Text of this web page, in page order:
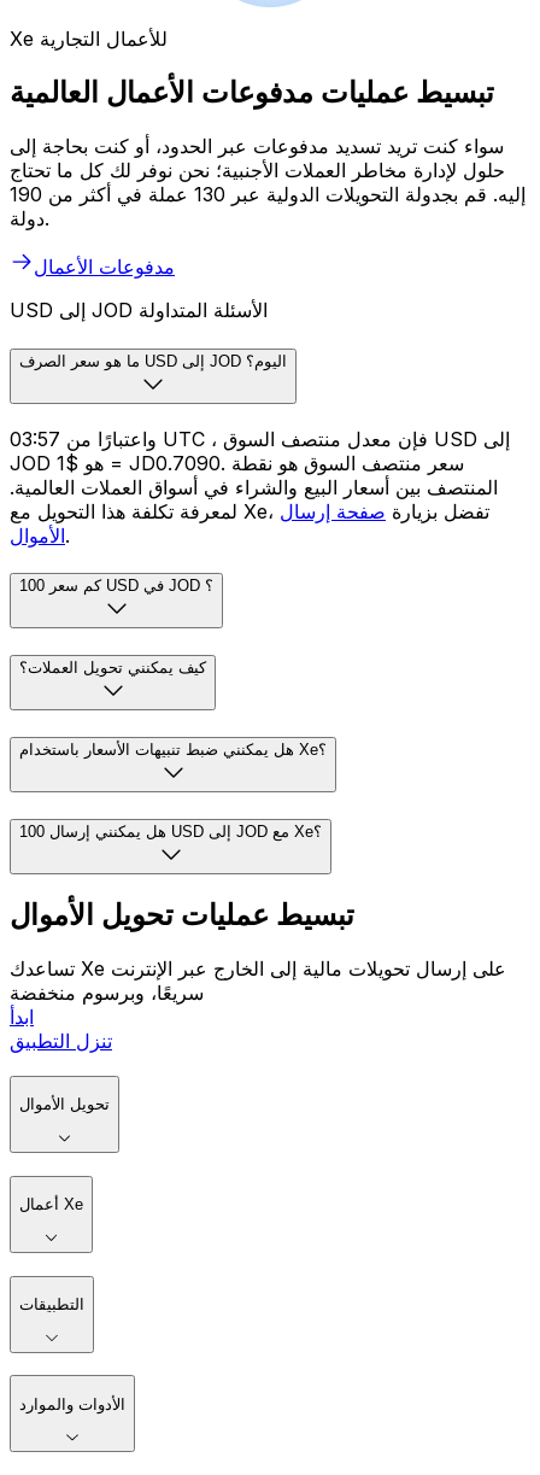
Xe للأعمال التجارية
تبسيط عمليات مدفوعات الأعمال العالمية
سواء كنت تريد تسديد مدفوعات عبر الحدود، أو كنت بحاجة إلى
حلول لإدارة مخاطر العملات الأجنبية؛ نحن نوفر لك كل ما تحتاج
إليه. قم بجدولة التحويلات الدولية عبر 130 عملة في أكثر من 190
دولة.
مدفوعات الأعمال
USD إلى JOD الأسئلة المتداولة
ما هو سعر الصرف USD إلى JOD اليوم؟
واعتبارًا من 03:57 UTC ، فإن معدل منتصف السوق USD إلى
JOD هو $1 = JD0.7090. سعر منتصف السوق هو نقطة
المنتصف بين أسعار البيع والشراء في أسواق العملات العالمية.
لمعرفة تكلفة هذا التحويل مع Xe، تفضل بزيارة صفحة إرسال
الأموال.
كم سعر 100 USD في JOD ؟
كيف يمكنني تحويل العملات؟
هل يمكنني ضبط تنبيهات الأسعار باستخدام Xe؟
هل يمكنني إرسال 100 USD إلى JOD مع Xe؟
تبسيط عمليات تحويل الأموال
تساعدك Xe على إرسال تحويلات مالية إلى الخارج عبر الإنترنت
سريعًا، وبرسوم منخفضة
ابدأ
تنزل التطبيق
تحويل الأموال
أعمال Xe
التطبيقات
الأدوات والموارد